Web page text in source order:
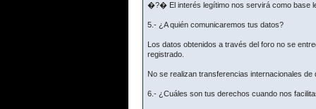
�?� El interés legítimo nos servirá como base
5.- ¿A quién comunicaremos tus datos?
Los datos obtenidos a través del foro no se
registrado.
No se realizan transferencias internacionales
6.- ¿Cuáles son tus derechos cuando nos